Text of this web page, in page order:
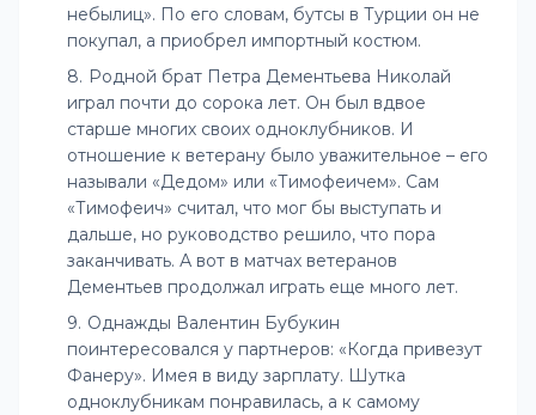
небылиц». По его словам, бутсы в Турции он не
покупал, а приобрел импортный костюм.
Родной брат Петра Дементьева Николай
играл почти до сорока лет. Он был вдвое
старше многих своих одноклубников. И
отношение к ветерану было уважительное – его
называли «Дедом» или «Тимофеичем». Сам
«Тимофеич» считал, что мог бы выступать и
дальше, но руководство решило, что пора
заканчивать. А вот в матчах ветеранов
Дементьев продолжал играть еще много лет.
Однажды Валентин Бубукин
поинтересовался у партнеров: «Когда привезут
Фанеру». Имея в виду зарплату. Шутка
одноклубникам понравилась, а к самому